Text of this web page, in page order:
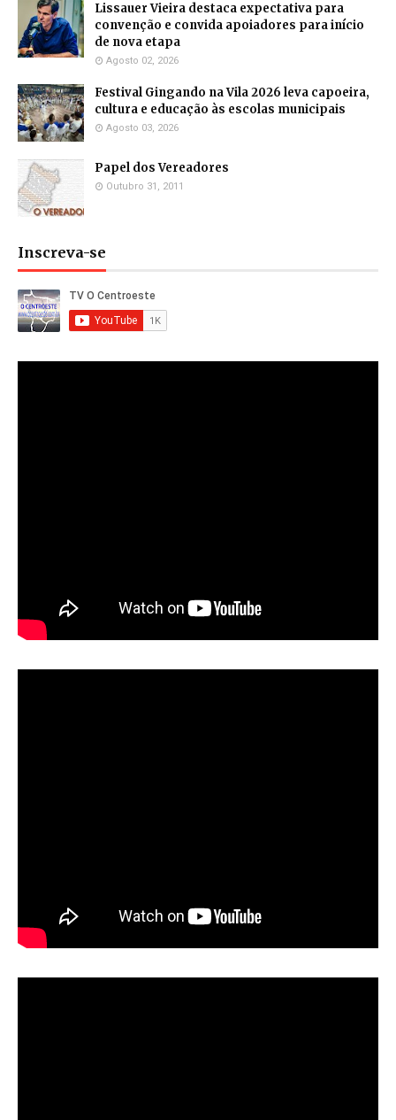
Lissauer Vieira destaca expectativa para
convenção e convida apoiadores para início
de nova etapa
Agosto 02, 2026
Festival Gingando na Vila 2026 leva capoeira,
cultura e educação às escolas municipais
Agosto 03, 2026
Papel dos Vereadores
Outubro 31, 2011
Inscreva-se